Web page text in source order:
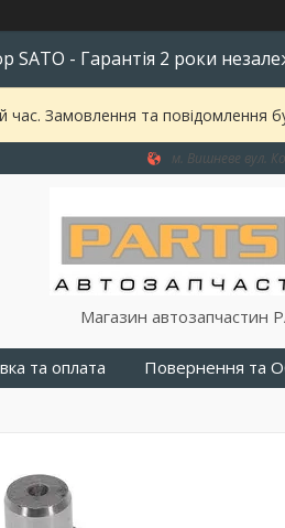
SATO - Гарантія 2 роки
час. Замовлення та повідомлення
м. Вишневе вул.
Магазин автозапчастин
та оплата Повернення та